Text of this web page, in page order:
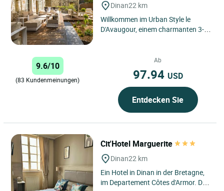
Dinan22 km
Willkommen im Urban Style le
D'Avaugour, einem charmanten 3-
9.6/10
(83 Kundenmeinungen)
Ab
97.94 USD
Entdecken Sie
Cit'Hotel Marguerite
Dinan22 km
Ein Hotel in Dinan in der Bretagne,
im Departement Côtes d'Armor. Das